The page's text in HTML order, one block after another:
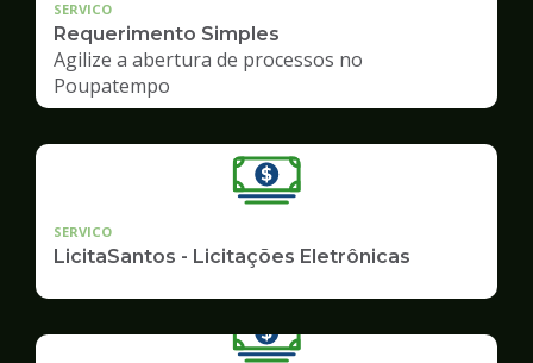
SERVICO
Requerimento Simples
Agilize a abertura de processos no
Poupatempo
SERVICO
LicitaSantos - Licitações Eletrônicas